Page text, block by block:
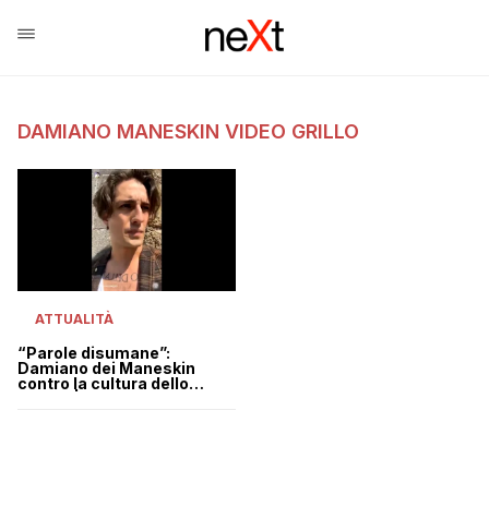
DAMIANO MANESKIN VIDEO GRILLO
ATTUALITÀ
“Parole disumane”:
Damiano dei Maneskin
contro la cultura dello